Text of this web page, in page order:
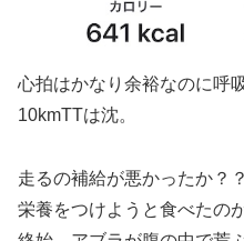
心拍はかなり余裕なのに呼
10kmTTは沈。
走るの補給が悪かったか？？
栄養をつけようと食べたの